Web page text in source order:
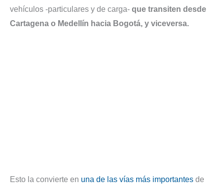
vehículos -particulares y de carga- que transiten desde
Cartagena o Medellín hacia Bogotá, y viceversa.
Esto la convierte en una de las vías más importantes de